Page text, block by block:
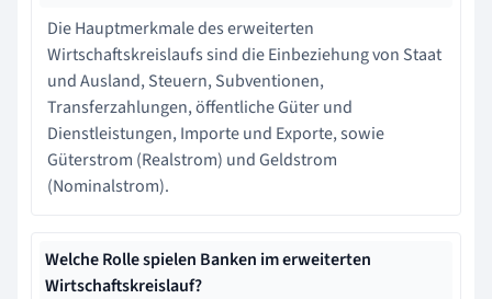
Die Hauptmerkmale des erweiterten
Wirtschaftskreislaufs sind die Einbeziehung von Staat
und Ausland, Steuern, Subventionen,
Transferzahlungen, öffentliche Güter und
Dienstleistungen, Importe und Exporte, sowie
Güterstrom (Realstrom) und Geldstrom
(Nominalstrom).
Welche Rolle spielen Banken im erweiterten
Wirtschaftskreislauf?